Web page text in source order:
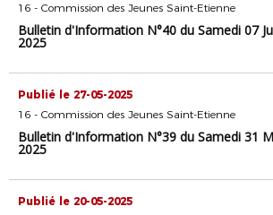
16 - Commission des Jeunes Saint-Etienne
Bulletin d'Information N°40 du Samedi 07
2025
Publié le 27-05-2025
16 - Commission des Jeunes Saint-Etienne
Bulletin d'Information N°39 du Samedi 31
2025
Publié le 20-05-2025